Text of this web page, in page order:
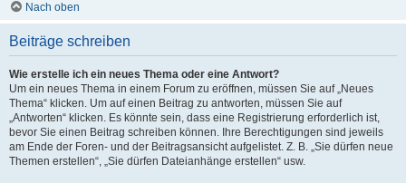
Nach oben
Beiträge schreiben
Wie erstelle ich ein neues Thema oder eine Antwort?
Um ein neues Thema in einem Forum zu eröffnen, müssen Sie auf „Neues
Thema“ klicken. Um auf einen Beitrag zu antworten, müssen Sie auf
„Antworten“ klicken. Es könnte sein, dass eine Registrierung erforderlich ist,
bevor Sie einen Beitrag schreiben können. Ihre Berechtigungen sind jeweils
am Ende der Foren- und der Beitragsansicht aufgelistet. Z. B. „Sie dürfen neue
Themen erstellen“, „Sie dürfen Dateianhänge erstellen“ usw.